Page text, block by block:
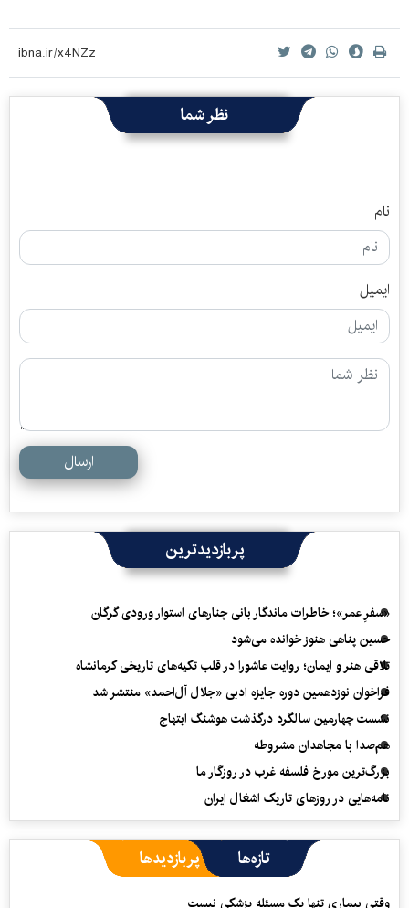
نظر شما
نام
ایمیل
ارسال
پربازدیدترین
«سفرِ عمر»؛ خاطرات ماندگار بانی چنارهای استوار ورودی گرگان
حسین پناهی هنوز خوانده می‌شود
تلاقی هنر و ایمان؛ روایت عاشورا در قلب تکیه‌های تاریخی کرمانشاه
فراخوان نوزدهمین دوره جایزه ادبی «جلال آل‌احمد» منتشر شد
نشست چهارمین سالگرد درگذشت هوشنگ ابتهاج
هم‌صدا با مجاهدان مشروطه
بزرگ‌ترین مورخ فلسفه غرب در روزگار ما
نامه‌هایی در روزهای تاریک اشغال ایران
تازه‌ها پربازدیدها
وقتی بیماری تنها یک مسئله پزشکی نیست